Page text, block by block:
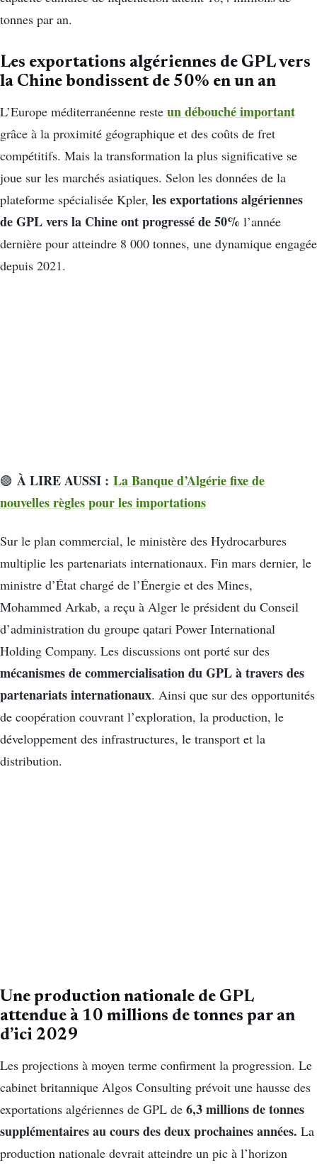
tonnes par an.
Les exportations algériennes de GPL vers
la Chine bondissent de 50% en un an
L’Europe méditerranéenne reste un débouché important
grâce à la proximité géographique et des coûts de fret
compétitifs. Mais la transformation la plus significative se
joue sur les marchés asiatiques. Selon les données de la
plateforme spécialisée Kpler, les exportations algériennes
de GPL vers la Chine ont progressé de 50% l’année
dernière pour atteindre 8 000 tonnes, une dynamique engagée
depuis 2021.
🟢 À LIRE AUSSI : La Banque d’Algérie fixe de
nouvelles règles pour les importations
Sur le plan commercial, le ministère des Hydrocarbures
multiplie les partenariats internationaux. Fin mars dernier, le
ministre d’État chargé de l’Énergie et des Mines,
Mohammed Arkab, a reçu à Alger le président du Conseil
d’administration du groupe qatari Power International
Holding Company. Les discussions ont porté sur des
mécanismes de commercialisation du GPL à travers des
partenariats internationaux. Ainsi que sur des opportunités
de coopération couvrant l’exploration, la production, le
développement des infrastructures, le transport et la
distribution.
Une production nationale de GPL
attendue à 10 millions de tonnes par an
d’ici 2029
Les projections à moyen terme confirment la progression. Le
cabinet britannique Algos Consulting prévoit une hausse des
exportations algériennes de GPL de 6,3 millions de tonnes
supplémentaires au cours des deux prochaines années. La
production nationale devrait atteindre un pic à l’horizon